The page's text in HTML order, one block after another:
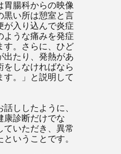
胃腸科からの映像
黒い所は憩室と言
が入り込んで炎症
ような痛みを発症
す。さらに、ひど
出たり、発熱があ
をしなければなら
す。」と説明して
ししたように、
康診断だけでな
ていただき、異常
いうことです。